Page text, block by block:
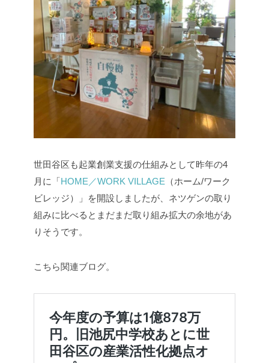
世田谷区も起業創業支援の仕組みとして昨年の4
月に「HOME／WORK VILLAGE （ホーム/ワーク
ビレッジ）」を開設しましたが、ネツゲンの取り
組みに比べるとまだまだ取り組み拡大の余地があ
りそうです。
こちら関連ブログ。